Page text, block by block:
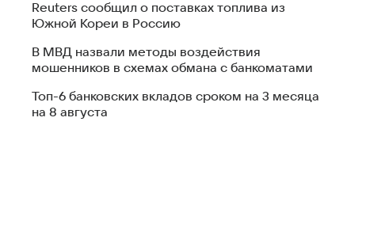
Reuters сообщил о поставках топлива из
Южной Кореи в Россию
В МВД назвали методы воздействия
мошенников в схемах обмана с банкоматами
Топ-6 банковских вкладов сроком на 3 месяца
на 8 августа